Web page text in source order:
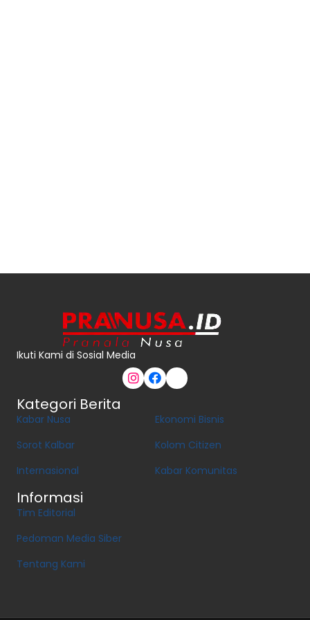
Ikuti Kami di Sosial Media
Kategori Berita
Kabar Nusa
Sorot Kalbar
Internasional
Ekonomi Bisnis
Kolom Citizen
Kabar Komunitas
Informasi
Tim Editorial
Pedoman Media Siber
Tentang Kami